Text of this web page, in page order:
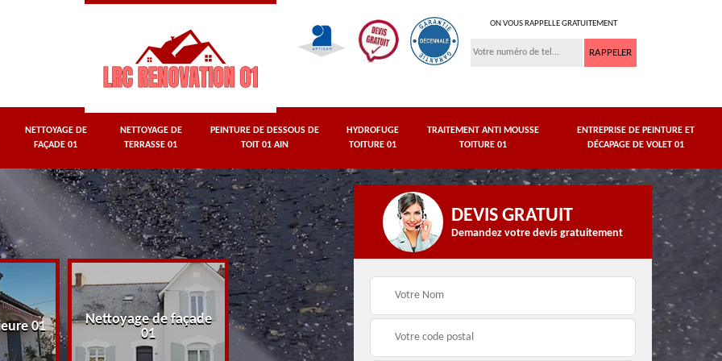
ON VOUS RAPPELLE GRATUITEMENT
NETTOYAGE DE
FAÇADE 01
NETTOYAGE DE
TERRASSE 01
PEINTURE DE DESSOUS DE
TOIT 01 AIN
HYDROFUGE
TOITURE 01
TRAITEMENT ANTI MOUSSE
TOITURE 01
ENTREPRISE DE PEINTURE ET
DÉCAPAGE DE VOLET 01
01
Nettoyage de façade
01
Nettoyage de terrasse
01
Peinture de dessous
de toit 01 Ain
Hydrofuge toiture 01
DEVIS GRATUIT
Demandez votre devis gratuitement